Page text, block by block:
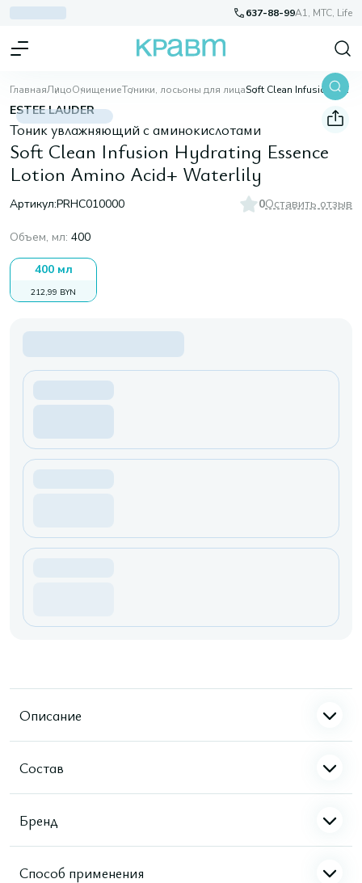
637-88-99A1, МТС, Life
ГлавнаяЛицоОчищениеТоники, лосьоны для лица Soft Clean Infusion Hydrating Essence Lotion Amino Acid+ Waterlily
ESTEE LAUDER
Тоник увлажняющий с аминокислотами
Soft Clean Infusion Hydrating Essence
Lotion Amino Acid+ Waterlily
Артикул:PRHC010000 0Оставить отзыв
Объем, мл: 400
400 мл
212,99 BYN
Описание
Состав
Бренд
Способ применения